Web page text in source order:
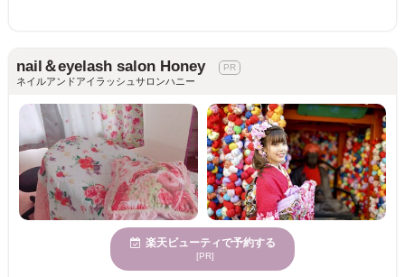
nail＆eyelash salon Honey
ネイルアンドアイラッシュサロンハニー
楽天ビューティで予約する
[PR]